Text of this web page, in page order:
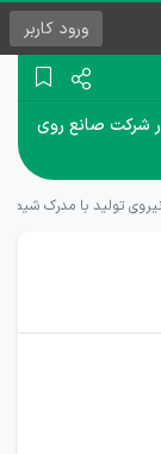
ورود کاربر
شرکت صانع روی
تولید با مدرک